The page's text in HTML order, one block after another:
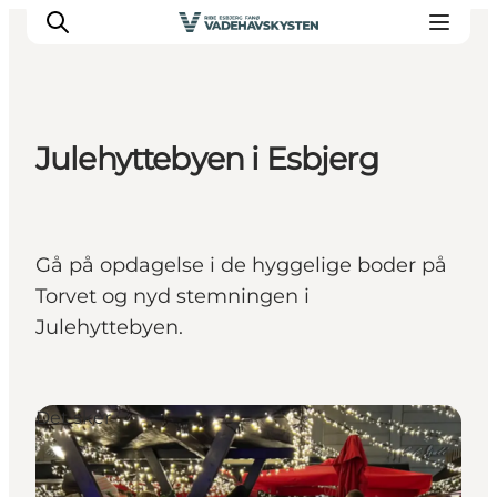
Oplev Fanø
Oplev Mandø
Oplev Vadehavet
Det Sker
Julehyttebyen i Esbjerg
Gå på opdagelse i de hyggelige boder på
Torvet og nyd stemningen i
Julehyttebyen.
Det sker